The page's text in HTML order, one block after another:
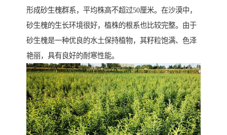
形成砂生槐群系，平均株高不超过50厘米。在沙漠中，
砂生槐的生长环境很好，植株的根系也比较完整。由于
砂生槐是一种优良的水土保持植物，其籽粒饱满、色泽
艳丽，具有良好的耐寒性能。